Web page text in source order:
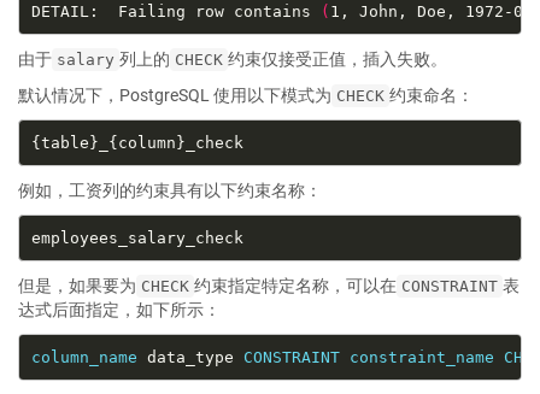
DETAIL:  Failing row contains
( 1, John, Doe, 1972-
由于 salary 列上的 CHECK 约束仅接受正值，插入失败。
默认情况下，PostgreSQL 使用以下模式为 CHECK 约束命名：
例如，工资列的约束具有以下约束名称：
但是，如果要为 CHECK 约束指定特定名称，可以在 CONSTRAINT 表
达式后面指定，如下所示：
column_name data_type CONSTRAINT constraint_name